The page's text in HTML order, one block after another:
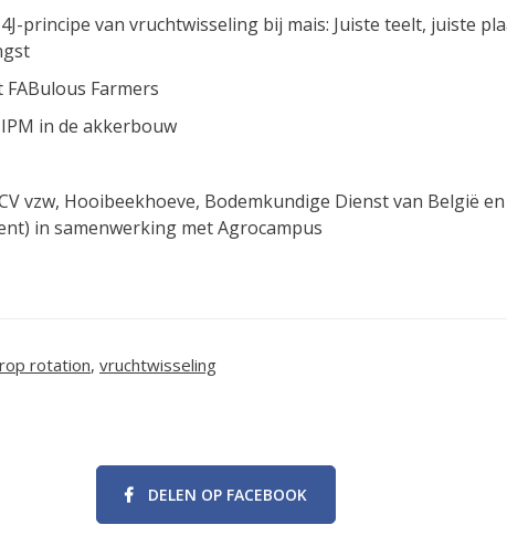
principe van vruchtwisseling bij mais: Juiste teelt, juiste
Farmers
in de akkerbouw
vzw, Hooibeekhoeve, Bodemkundige Dienst van België
in samenwerking met Agrocampus
rotation, vruchtwisseling
DELEN OP FACEBOOK